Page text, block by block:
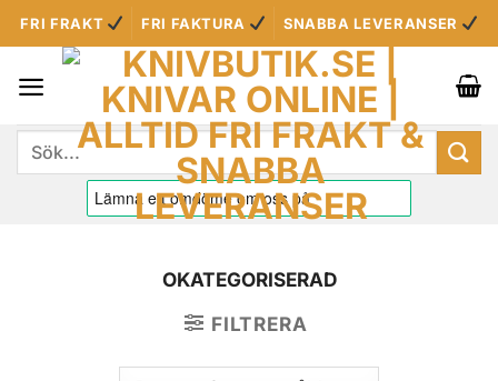
Skip
to
content
FRI FRAKT FRI FAKTURA SNABBA LEVERANSER
Sök
OKATEGORISERAD
FILTRERA